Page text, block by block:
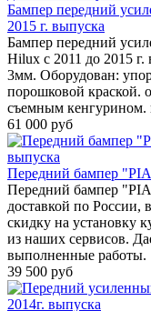
Бампер передний
2015 г. выпуска
Бампер передний
Hilux с 2011 до 2015
3мм. Оборудован:
порошковой краской.
съемным кенгурином.
61 000 руб
Передний бампер
Передний бампер
доставкой по России,
скидку на установку
из наших сервисов.
выполненные работы.
39 500 руб